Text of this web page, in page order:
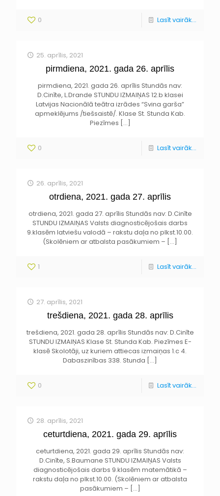
0 Lasīt vairāk...
25. aprīlis, 2021
pirmdiena, 2021. gada 26. aprīlis
pirmdiena, 2021. gada 26. aprīlis Stundās nav:
D.Cinīte, L.Drande STUNDU IZMAIŅAS 12.b klasei
Latvijas Nacionālā teātra izrādes “Svina garša”
apmeklējums /tiešsaistē/. Klase St. Stunda Kab.
Piezīmes […]
0 Lasīt vairāk...
26. aprīlis, 2021
otrdiena, 2021. gada 27. aprīlis
otrdiena, 2021. gada 27. aprīlis Stundās nav: D.Cinīte
STUNDU IZMAIŅAS Valsts diagnosticējošais darbs
9.klasēm latviešu valodā – rakstu daļa no plkst.10.00.
(Skolēniem ar atbalsta pasākumiem – […]
1 Lasīt vairāk...
27. aprīlis, 2021
trešdiena, 2021. gada 28. aprīlis
trešdiena, 2021. gada 28. aprīlis Stundās nav: D.Cinīte
STUNDU IZMAIŅAS Klase St. Stunda Kab. Piezīmes E-
klasē Skolotāji, uz kuriem attiecas izmaiņas 1.c 4.
Dabaszinības 338. Stunda […]
0 Lasīt vairāk...
28. aprīlis, 2021
ceturtdiena, 2021. gada 29. aprīlis
ceturtdiena, 2021. gada 29. aprīlis Stundās nav:
D.Cinīte, S.Baumane STUNDU IZMAIŅAS Valsts
diagnosticējošais darbs 9.klasēm matemātikā –
rakstu daļa no plkst.10.00. (Skolēniem ar atbalsta
pasākumiem – […]